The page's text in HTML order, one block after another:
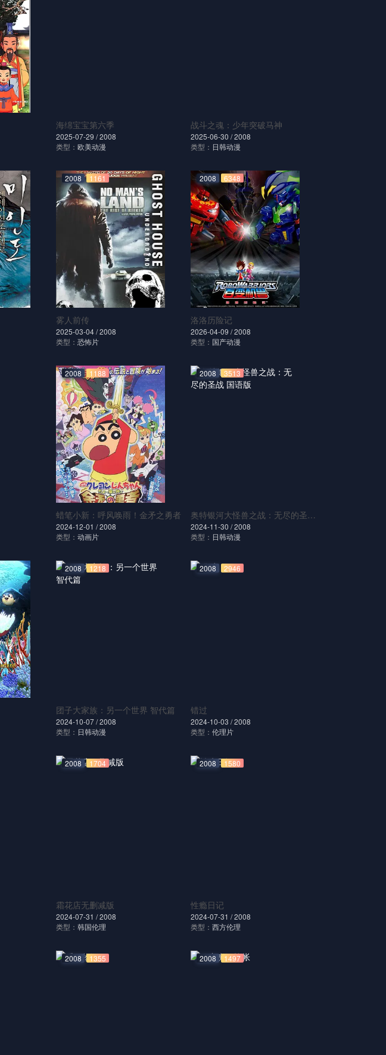
海绵宝宝第六季
2025-07-29 /2008
类型： 欧美动漫
战斗之魂：少年突破马神
2025-06-30 /2008
类型： 日韩动漫
2008 1161
雾人前传
2025-03-04 /2008
类型： 恐怖片
2008 6348
洛洛历险记
2026-04-09 /2008
类型： 国产动漫
2008 1188
蜡笔小新：呼风唤雨！金矛之勇者
2024-12-01 /2008
类型： 动画片
2008 3513
奥特银河大怪兽之战：无尽的圣战 国语版
2024-11-30 /2008
类型： 日韩动漫
2008 1218
团子大家族：另一个世界 智代篇
2024-10-07 /2008
类型： 日韩动漫
2008 2946
错过
2024-10-03 /2008
类型： 伦理片
2008 1704
霜花店无删减版
2024-07-31 /2008
类型： 韩国伦理
2008 1580
性瘾日记
2024-07-31 /2008
类型： 西方伦理
2008 1355 2008 1497